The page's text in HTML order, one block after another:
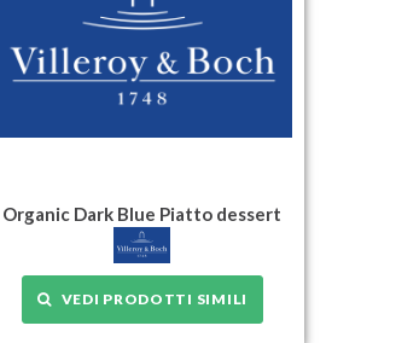
Organic Dark Blue Piatto dessert
VEDI PRODOTTI SIMILI